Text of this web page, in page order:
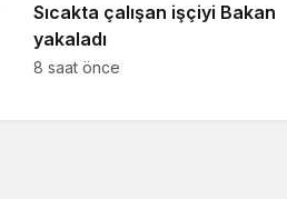
Sıcakta çalışan işçiyi Bakan
yakaladı
8 saat önce